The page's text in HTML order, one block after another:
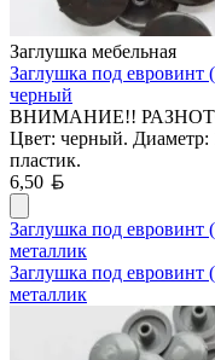
Заглушка мебельная
Заглушка под евровинт
черный
ВНИМАНИЕ!!
Цвет: черный.
пластик.
6,50
Заглушка под евровинт
металлик
Заглушка под евровинт
металлик